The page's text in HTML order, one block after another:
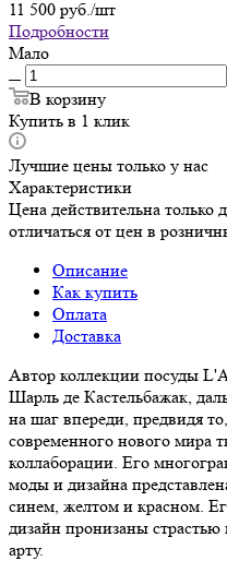
11 500 руб. /шт
Подробности
Мало
В корзину
Купить в 1 клик
Лучшие цены только у нас
Характеристики
Цена действительна только
отличаться от цен в
Описание
Как купить
Оплата
Доставка
Автор коллекции посуды
Шарль де Кастельбажак,
на шаг впереди, предвидя
современного нового мира
коллаборации. Его
моды и дизайна
синем, желтом и красном.
дизайн пронизаны
арту.